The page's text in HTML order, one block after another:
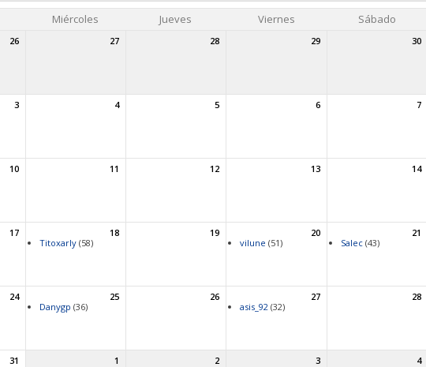
Miércoles Jueves Viernes Sábado
26 27 28 29 30
3
4 5 6 7
10 11 12 13 14
17
18
Titoxarly(58)
19
20
vilune (51)
21
Salec(43)
24
25
Danygp (36)
26
27
asis_92 (32)
28
31
1 2 3 4